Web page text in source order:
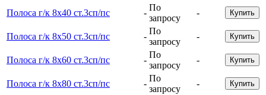
Полоса г/к 8х40 ст.3сп/пс -
По
запросу
- Купить
Полоса г/к 8х50 ст.3сп/пс -
По
запросу
- Купить
Полоса г/к 8х60 ст.3сп/пс -
По
запросу
- Купить
Полоса г/к 8х80 ст.3сп/пс -
По
запросу
- Купить